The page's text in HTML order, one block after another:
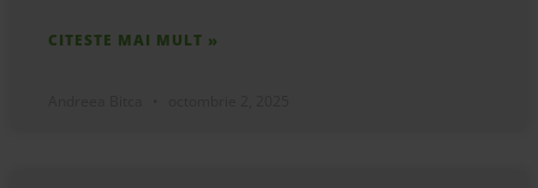
CITESTE MAI MULT »